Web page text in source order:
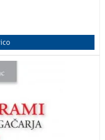
neke misli ali
rimske številke in jih
nanaša na misel
kronogrami župnika
v osemnajstem